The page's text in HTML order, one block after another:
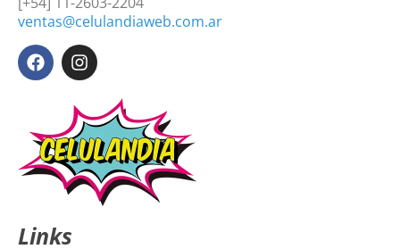
ventas@celulandiaweb.com.ar
Links